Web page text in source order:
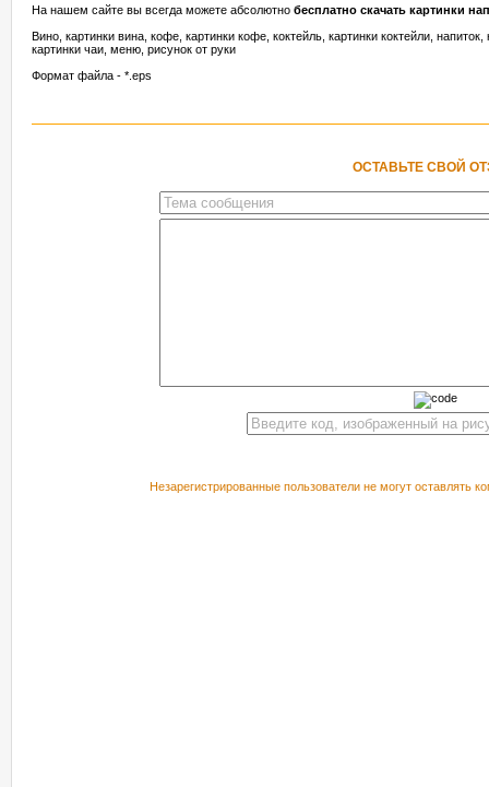
На нашем сайте вы всегда можете абсолютно бесплатно скачать картинки
Вино, картинки вина, кофе, картинки кофе, коктейль, картинки коктейли,
картинки чаи, меню, рисунок от руки
Формат файла - *.eps
ОСТАВЬТЕ СВОЙ
Незарегистрированные пользователи не могут оставлять